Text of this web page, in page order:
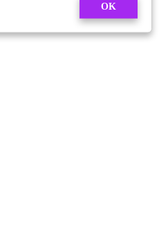
OK